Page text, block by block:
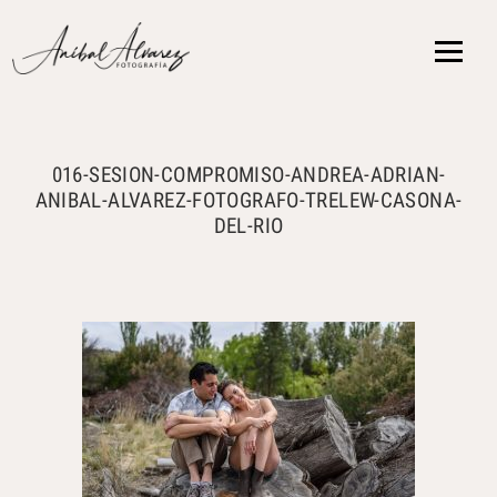
016-SESION-COMPROMISO-ANDREA-ADRIAN-
ANIBAL-ALVAREZ-FOTOGRAFO-TRELEW-CASONA-
DEL-RIO